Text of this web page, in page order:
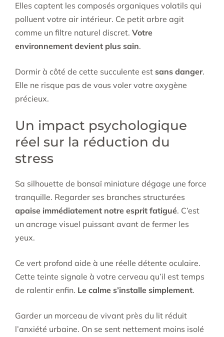
Elles captent les composés organiques volatils qui
polluent votre air intérieur. Ce petit arbre agit
comme un filtre naturel discret. Votre
environnement devient plus sain.
Dormir à côté de cette succulente est sans danger.
Elle ne risque pas de vous voler votre oxygène
précieux.
Un impact psychologique
réel sur la réduction du
stress
Sa silhouette de bonsaï miniature dégage une force
tranquille. Regarder ses branches structurées
apaise immédiatement notre esprit fatigué. C’est
un ancrage visuel puissant avant de fermer les
yeux.
Ce vert profond aide à une réelle détente oculaire.
Cette teinte signale à votre cerveau qu’il est temps
de ralentir enfin. Le calme s’installe simplement.
Garder un morceau de vivant près du lit réduit
l’anxiété urbaine. On se sent nettement moins isolé